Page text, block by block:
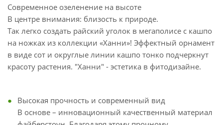
Современное озеленение на высоте
В центре внимания: близость к природе.
Так легко создать райский уголок в мегаполисе с кашпо
на ножках из коллекции «Ханни»! Эффектный орнамент
в виде сот и округлые линии кашпо тонко подчеркнут
красоту растения. "Ханни" - эстетика в фитодизайне.
Высокая прочность и современный вид
В основе – инновационный качественный материал